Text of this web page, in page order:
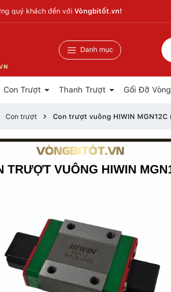
quý khách đến với Vòngbitốt.vn!
Danh mục
Con Trượt Thanh Trượt Gối Đỡ
Con trượt Con trượt vuông HIWIN MGN12C